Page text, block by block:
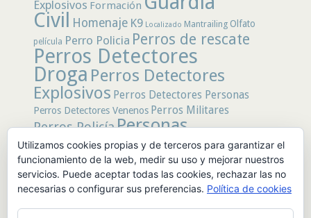
Explosivos Formación
Civil Homenaje K9 Localizado Mantrailing Olfato
película Perro Policia Perros de rescate
Perros Detectores
Droga Perros Detectores
Explosivos Perros Detectores Personas
Perros Detectores Venenos Perros Militares
Perros PolicíaPersonas
Desaparecidas Policía Policía Local
Policía Nacionalrastro rescate Restos
humanosTerremoto Tertulias Caninas Unidad
canina Veneno Video
Utilizamos cookies propias y de terceros para garantizar el
funcionamiento de la web, medir su uso y mejorar nuestros
servicios. Puede aceptar todas las cookies, rechazar las no
necesarias o configurar sus preferencias. Política de cookies